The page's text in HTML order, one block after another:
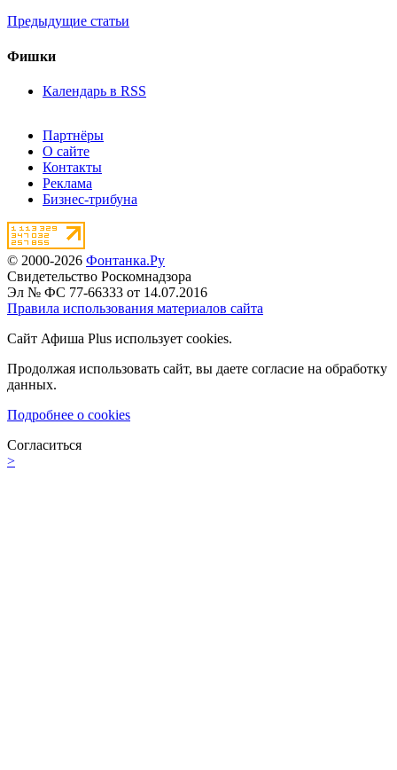
Предыдущие статьи
Фишки
Календарь в RSS
Партнёры
О сайте
Контакты
Реклама
Бизнес-трибуна
© 2000-2026 Фонтанка.Ру
Свидетельство Роскомнадзора
Эл № ФС 77-66333 от 14.07.2016
Правила использования материалов сайта
Сайт Афиша Plus использует cookies.
Продолжая использовать сайт, вы даете согласие на обработку
данных.
Подробнее о cookies
Согласиться
>